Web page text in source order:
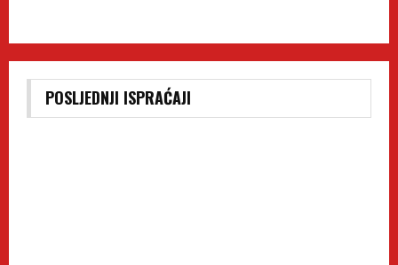
POSLJEDNJI ISPRAĆAJI